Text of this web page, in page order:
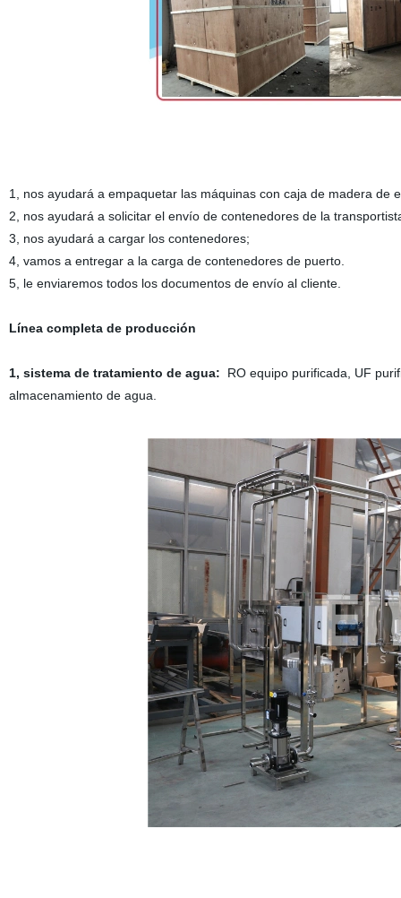
1, nos ayudará a empaquetar las máquinas con caja de madera de
2, nos ayudará a solicitar el envío de contenedores de la
3, nos ayudará a cargar los contenedores;
4, vamos a entregar a la carga de contenedores de puerto.
5, le enviaremos todos los documentos de envío al cliente.
Línea completa de producción
1, sistema de tratamiento de agua:
RO equipo purificada, UF
almacenamiento de agua